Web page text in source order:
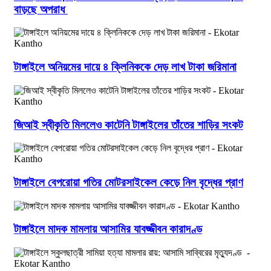
বাড়ছে অপরাধ
টাঙ্গাইলে অনিয়মের দায়ে ৪ ক্লিনিককে দেড় লাখ টাকা জরিমানা
জিআই স্বীকৃতি মিললেও কাটেনি টাঙ্গাইলের তাঁতের শাড়ির সংকট
টাঙ্গাইলে বেপরোয়া গতির মোটরসাইকেল কেড়ে নিল বৃদ্ধের প্রাণ
টাঙ্গাইলে মাদক মামলায় আসামির যাবজ্জীবন কারাদণ্ড